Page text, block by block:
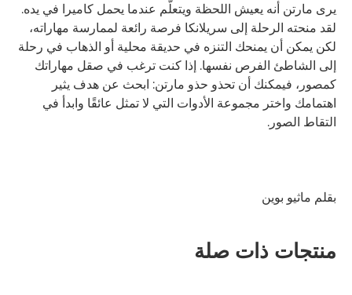
يرى مارتن أنه يعيش اللحظة ويتعلَّم عندما يحمل كاميرا في يده.
لقد منحته الرحلة إلى سريلانكا فرصة رائعة لممارسة مهاراته،
لكن يمكن أن يمنحك التنزه في حديقة محلية أو الذهاب في رحلة
إلى الشاطئ الفرص نفسها. إذا كنت ترغب في صقل مهاراتك
كمصور، فيمكنك أن تحذو حذو مارتن: ابحث عن هدف يثير
اهتمامك واختر مجموعة الأدوات التي لا تمثل عائقًا وابدأ في
التقاط الصور.
بقلم ماثيو بوين
منتجات ذات صلة